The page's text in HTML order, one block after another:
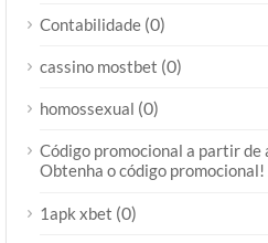
Contabilidade (0)
cassino mostbet (0)
homossexual (0)
Código promocional a partir de
Obtenha o código
1apk xbet (0)